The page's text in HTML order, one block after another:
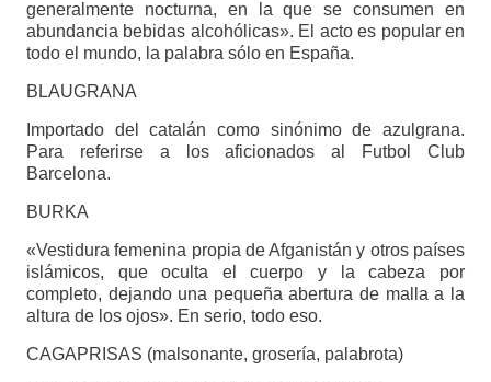
generalmente nocturna, en la que se consumen en
abundancia bebidas alcohólicas». El acto es popular en
todo el mundo, la palabra sólo en España.
BLAUGRANA
Importado del catalán como sinónimo de azulgrana.
Para referirse a los aficionados al Futbol Club
Barcelona.
BURKA
«Vestidura femenina propia de Afganistán y otros países
islámicos, que oculta el cuerpo y la cabeza por
completo, dejando una pequeña abertura de malla a la
altura de los ojos». En serio, todo eso.
CAGAPRISAS (malsonante, grosería, palabrota)